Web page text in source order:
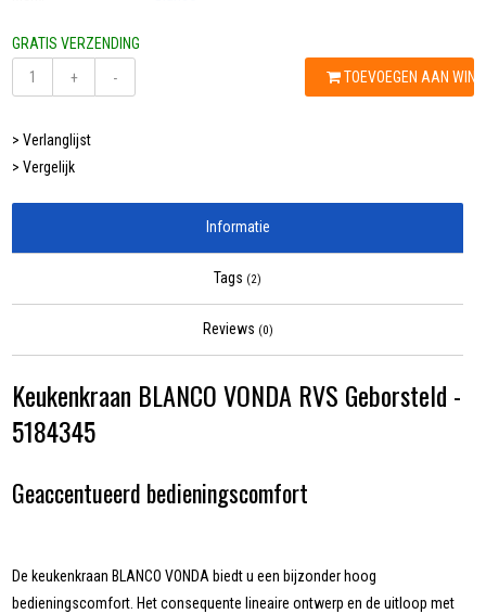
GRATIS VERZENDING
+
- TOEVOEGEN AAN
> Verlanglijst
> Vergelijk
Informatie
Tags (2)
Reviews (0)
Keukenkraan BLANCO VONDA RVS Geborsteld -
5184345
Geaccentueerd bedieningscomfort
De keukenkraan BLANCO VONDA biedt u een bijzonder hoog
bedieningscomfort. Het consequente lineaire ontwerp en de uitloop met